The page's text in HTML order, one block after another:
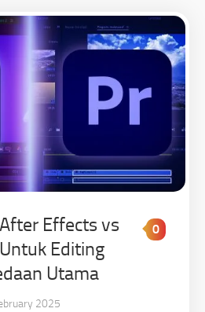
Effects vs
Editing
Utama
0
2025